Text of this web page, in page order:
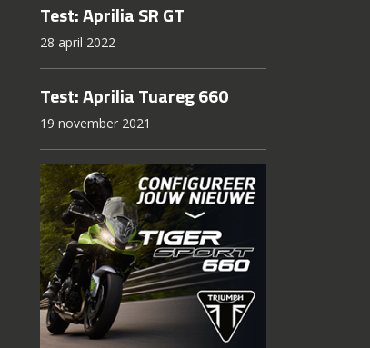
Test: Aprilia SR GT
28 april 2022
Test: Aprilia Tuareg 660
19 november 2021